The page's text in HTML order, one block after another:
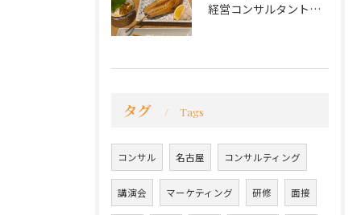
経営コンサルタントのモーちゃん・毛利京申です。
タグ Tags
コンサル 名古屋 コンサルティング
講演会 マーケティング 研修 面接